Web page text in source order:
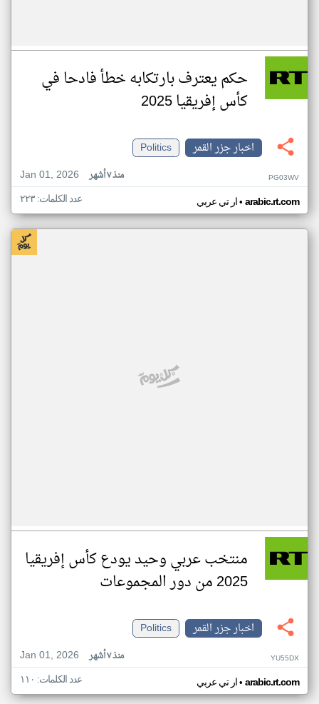
حكم يعترف بارتكابه خطأ فادحا في
كأس إفريقيا 2025
اخبار جزر القمر
Politics
Jan 01, 2026
منذ ٧ أشهر PG03WV
ار تي عربي• arabic.rt.com عدد الكلمات: ٢٢٣
منتخب عربي وحيد يودع كأس إفريقيا
2025 من دور المجموعات
اخبار جزر القمر
Politics
Jan 01, 2026
منذ ٧ أشهر YU55DX
ار تي عربي• arabic.rt.com عدد الكلمات: ١١٠